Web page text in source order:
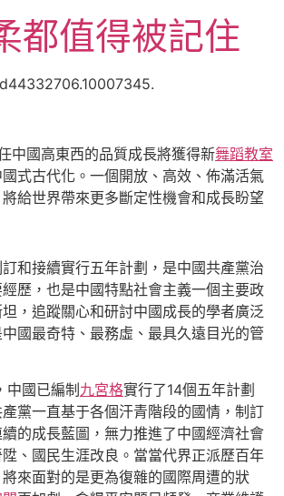
都值得被記住
中國高東西的品質成長將獲得新舞蹈教室
式古代化。一個開放、高效、佈滿活氣
給世界帶來更多斷定性機會和成長盼望
和接續實行五年計劃，是中國共產黨治
歷，也是中國特點社會主義一個主要政
，追蹤關心和研討中國成長的學者廣泛
國最奇特、最務虛、最具久遠目光的管
中國已編制九宮格實行了14個五年計劃
產黨一直基于各個汗青階段的國情，制訂
的成長藍圖，無力推進了中國經濟社會
、國民生涯改良。當當代界正派歷百年
來面對的是更為復雜的國際周遭的狀